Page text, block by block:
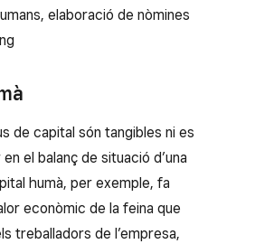
elaboració de nòmines
de capital són tangibles ni es
el balanç de situació d’una
humà, per exemple, fa
econòmic de la feina que
treballadors de l’empresa,